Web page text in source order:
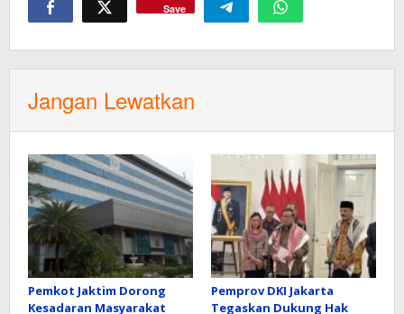
Save
Jangan Lewatkan
Pemkot Jaktim Dorong
Kesadaran Masyarakat
Pemprov DKI Jakarta
Tegaskan Dukung Hak